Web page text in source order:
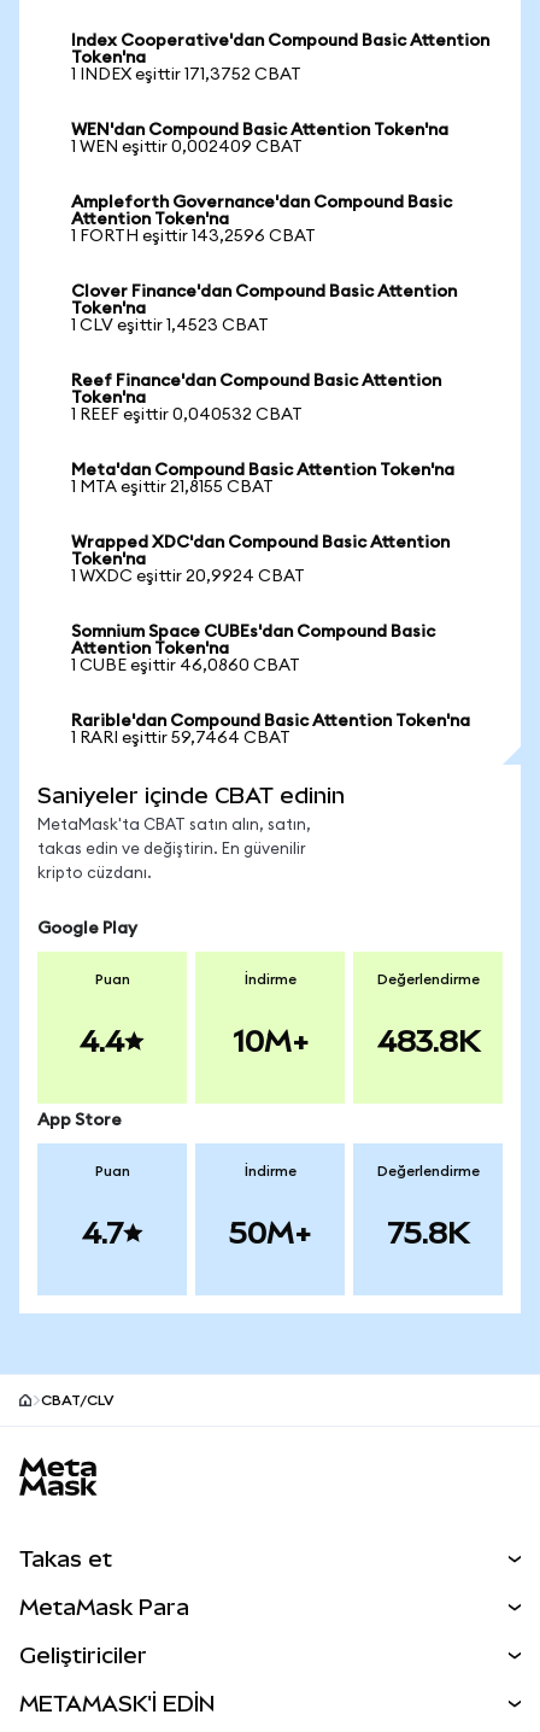
Index Cooperative'dan Compound Basic Attention
Token'na
1 INDEX eşittir 171,3752 CBAT
WEN'dan Compound Basic Attention Token'na
1 WEN eşittir 0,002409 CBAT
Ampleforth Governance'dan Compound Basic
Attention Token'na
1 FORTH eşittir 143,2596 CBAT
Clover Finance'dan Compound Basic Attention
Token'na
1 CLV eşittir 1,4523 CBAT
Reef Finance'dan Compound Basic Attention
Token'na
1 REEF eşittir 0,040532 CBAT
Meta'dan Compound Basic Attention Token'na
1 MTA eşittir 21,8155 CBAT
Wrapped XDC'dan Compound Basic Attention
Token'na
1 WXDC eşittir 20,9924 CBAT
Somnium Space CUBEs'dan Compound Basic
Attention Token'na
1 CUBE eşittir 46,0860 CBAT
Rarible'dan Compound Basic Attention Token'na
1 RARI eşittir 59,7464 CBAT
Saniyeler içinde CBAT edinin
MetaMask'ta CBAT satın alın, satın,
takas edin ve değiştirin. En güvenilir
kripto cüzdanı.
Google Play
Puan
4.4
İndirme
10M+
Değerlendirme
483.8K
App Store
Puan
4.7
İndirme
50M+
Değerlendirme
75.8K
CBAT/CLV
Takas et
Perps
RWA'lar
MetaMask Para
Geliştiriciler
METAMASK'İ EDİN